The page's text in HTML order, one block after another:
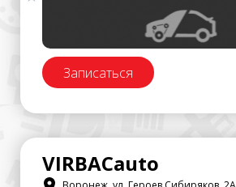
Записаться
VIRBAСauto